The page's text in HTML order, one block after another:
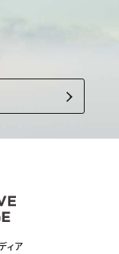
ィア